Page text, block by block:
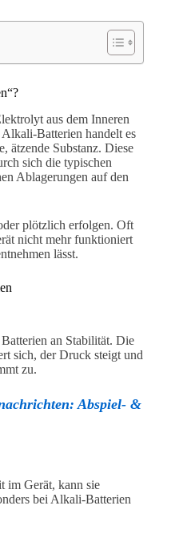
aus dem Inneren
Batterien handelt es
ätzende Substanz. Diese
sich die typischen
Ablagerungen auf den
plötzlich erfolgen. Oft
nicht mehr funktioniert
lässt.
an Stabilität. Die
sich, der Druck steigt und
zu.
Abspiel- &
im Gerät, kann sie
bei Alkali-Batterien